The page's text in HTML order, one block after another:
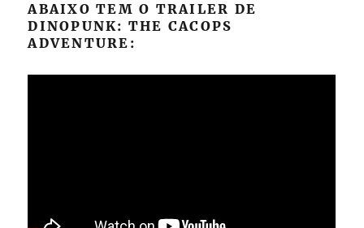
ABAIXO TEM O TRAILER DE
DINOPUNK: THE CACOPS
ADVENTURE: